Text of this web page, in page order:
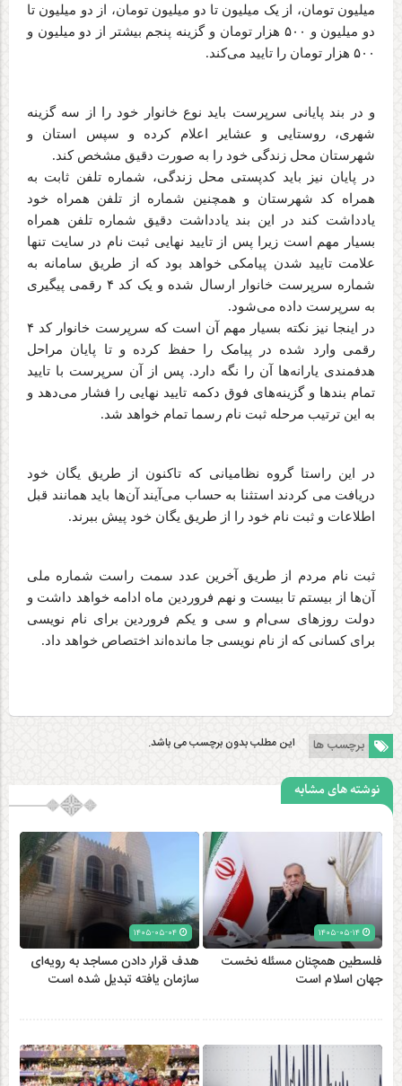
میلیون تومان، از یک میلیون تا دو میلیون تومان، از دو میلیون تا
دو میلیون و ۵۰۰ هزار تومان و گزینه پنجم بیشتر از دو میلیون و
۵۰۰ هزار تومان را تایید می‌کند
.
و در بند پایانی سرپرست باید نوع خانوار خود را از سه گزینه
شهری، روستایی و عشایر اعلام کرده و سپس استان و
شهرستان محل زندگی خود را به صورت دقیق مشخص کند.
در پایان نیز باید کدپستی محل زندگی، شماره تلفن ثابت به
همراه کد شهرستان و همچنین شماره از تلفن همراه خود
یادداشت کند در این بند یادداشت دقیق شماره تلفن همراه
بسیار مهم است زیرا پس از تایید نهایی ثبت نام در سایت تنها
علامت تایید شدن پیامکی خواهد بود که از طریق سامانه به
شماره سرپرست خانوار ارسال شده و یک کد ۴ رقمی پیگیری
به سرپرست داده می‌شود.
در اینجا نیز نکته بسیار مهم آن است که سرپرست خانوار کد ۴
رقمی وارد شده در پیامک را حفظ کرده و تا پایان مراحل
هدفمندی‌ یارانه‌ها آن را نگه دارد. پس از آن سرپرست با تایید
تمام بندها و گزینه‌های فوق دکمه تایید نهایی را فشار می‌دهد و
به این ترتیب مرحله ثبت نام رسما تمام خواهد شد.
در این راستا گروه نظامیانی که تاکنون از طریق یگان خود
دریافت می کردند استثنا به حساب می‌آیند آن‌ها باید همانند قبل
اطلاعات و ثبت نام خود را از طریق یگان خود پیش ببرند.
ثبت نام مردم از طریق آخرین عدد سمت راست شماره ملی
آن‌ها از بیستم تا بیست و نهم فروردین ماه ادامه خواهد داشت و
دولت روزهای سی‌ام و سی و یکم فروردین برای نام نویسی
برای کسانی که از نام نویسی جا مانده‌اند اختصاص خواهد داد.
برچسب ها این مطلب بدون برچسب می باشد.
نوشته های مشابه
۱۴۰۵-۰۵-۱۴
فلسطین همچنان مسئله نخست
جهان اسلام است
هدف قرار دادن مساجد به رویه‌ای
سازمان‌ یافته تبدیل شده است